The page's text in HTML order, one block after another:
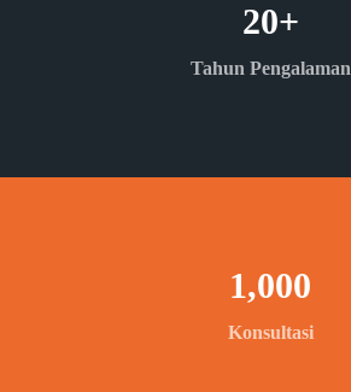
Tahun Pengalaman
20+
Konsultasi
1,000